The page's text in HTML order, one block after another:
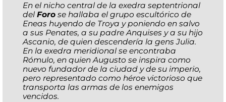
En el nicho central de la exedra septentrional
del Foro se hallaba el grupo escultórico de
Eneas huyendo de Troya y poniendo en salvo
a sus Penates, a su padre Anquises y a su hijo
Ascanio, de quien descendería la gens Julia.
En la exedra meridional se encontraba
Rómulo, en quien Augusto se inspira como
nuevo fundador de la ciudad y de su imperio,
pero representado como héroe victorioso que
transporta las armas de los enemigos
vencidos.